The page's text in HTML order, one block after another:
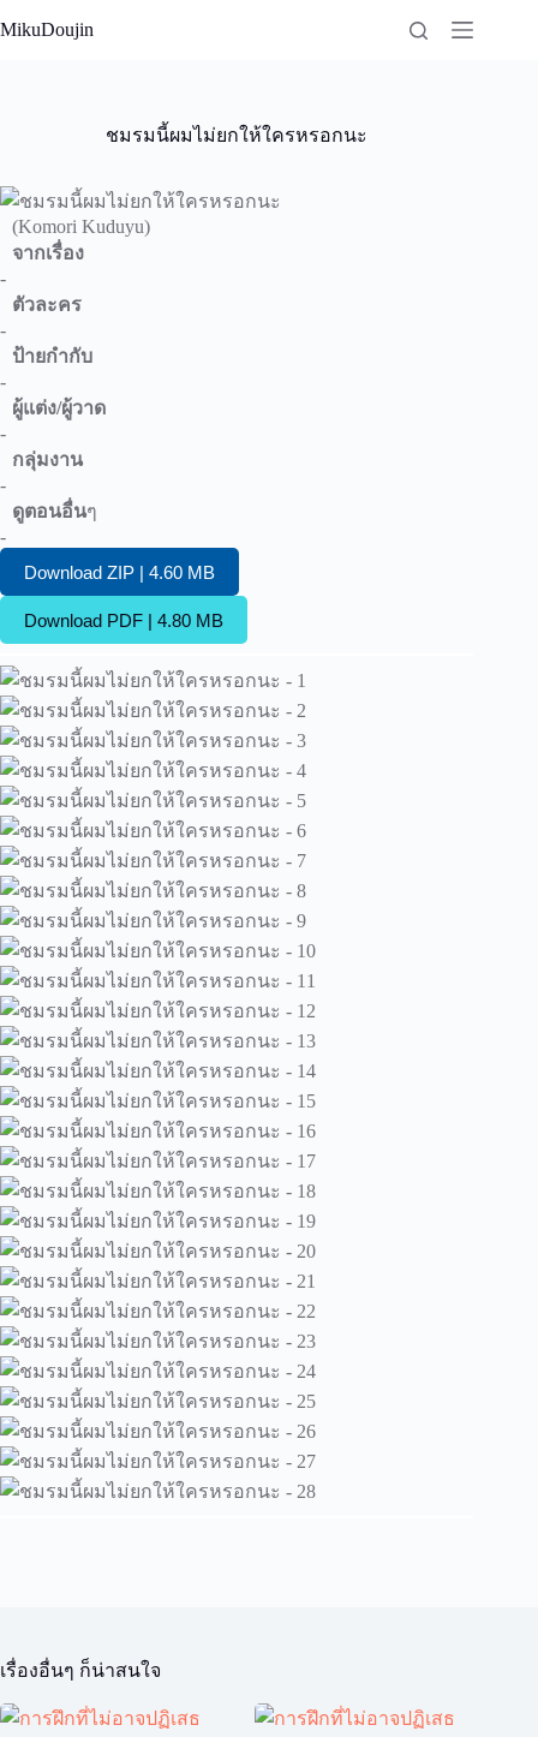
to
MikuDoujin
ชมรมนี้ผมไม่ยกให้ใครหรอกนะ
(Komori Kuduyu)
จากเรื่อง
-
ตัวละคร
-
ป้ายกำกับ
-
ผู้แต่ง/ผู้วาด
-
กลุ่มงาน
-
ดูตอนอื่นๆ
-
Download ZIP | 4.60 MB
Download PDF | 4.80 MB
เรื่องอื่นๆ ก็น่าสนใจ